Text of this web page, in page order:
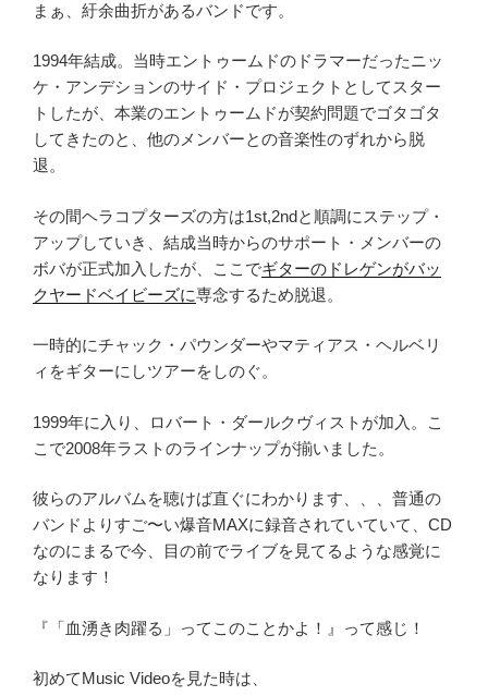
まぁ、紆余曲折があるバンドです。
1994年結成。当時エントゥームドのドラマーだったニッ
ケ・アンデションのサイド・プロジェクトとしてスター
トしたが、本業のエントゥームドが契約問題でゴタゴタ
してきたのと、他のメンバーとの音楽性のずれから脱
退。
その間ヘラコプターズの方は1st,2ndと順調にステップ・
アップしていき、結成当時からのサポート・メンバーの
ボバが正式加入したが、ここでギターのドレゲンがバッ
クヤードベイビーズに専念するため脱退。
一時的にチャック・パウンダーやマティアス・ヘルベリ
ィをギターにしツアーをしのぐ。
1999年に入り、ロバート・ダールクヴィストが加入。こ
こで2008年ラストのラインナップが揃いました。
彼らのアルバムを聴けば直ぐにわかります、、、普通の
バンドよりすご〜い爆音MAXに録音されていていて、CD
なのにまるで今、目の前でライブを見てるような感覚に
なります！
『「血湧き肉躍る」ってこのことかよ！』って感じ！
初めてMusic Videoを見た時は、